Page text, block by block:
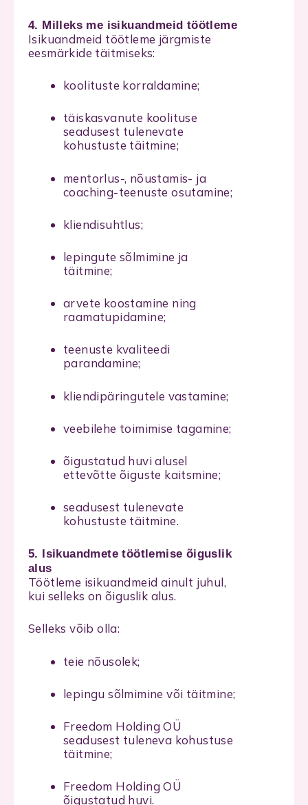
4. Milleks me isikuandmeid töötleme
Isikuandmeid töötleme järgmiste
eesmärkide täitmiseks:
koolituste korraldamine;
täiskasvanute koolituse
seadusest tulenevate
kohustuste täitmine;
mentorlus-, nõustamis- ja
coaching-teenuste osutamine;
kliendisuhtlus;
lepingute sõlmimine ja
täitmine;
arvete koostamine ning
raamatupidamine;
teenuste kvaliteedi
parandamine;
kliendipäringutele vastamine;
veebilehe toimimise tagamine;
õigustatud huvi alusel
ettevõtte õiguste kaitsmine;
seadusest tulenevate
kohustuste täitmine.
5. Isikuandmete töötlemise õiguslik
alus
Töötleme isikuandmeid ainult juhul,
kui selleks on õiguslik alus.
Selleks võib olla:
teie nõusolek;
lepingu sõlmimine või täitmine;
Freedom Holding OÜ
seadusest tuleneva kohustuse
täitmine;
Freedom Holding OÜ
õigustatud huvi.